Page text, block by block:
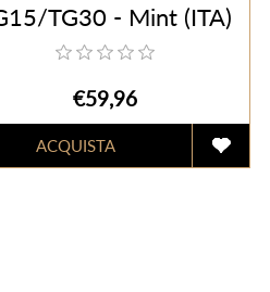
TG30 - Mint (ITA)
€59,96